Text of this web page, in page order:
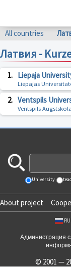
All countries
Латвия -
1. Liepaja
Liepajas
2. Ventspils
Ventspils Augstskola
University
About project
RU
Администрация
© 2001 —